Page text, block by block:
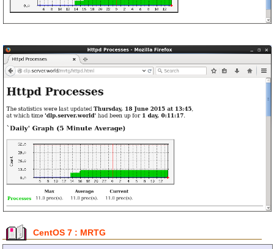
CentOS 7 : MRTG